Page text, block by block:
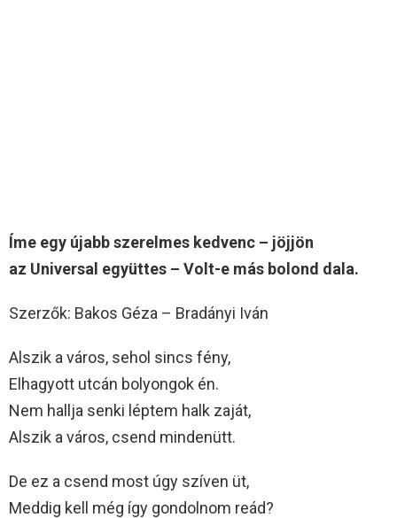
Íme egy újabb szerelmes kedvenc – jöjjön
az Universal együttes – Volt-e más bolond dala.
Szerzők: Bakos Géza – Bradányi Iván
Alszik a város, sehol sincs fény,
Elhagyott utcán bolyongok én.
Nem hallja senki léptem halk zaját,
Alszik a város, csend mindenütt.
De ez a csend most úgy szíven üt,
Meddig kell még így gondolnom reád?